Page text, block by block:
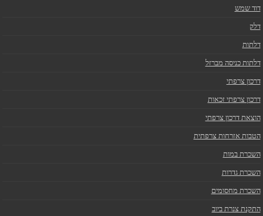
דוד שמש
דלק
דלתות
דלתות כניסה מברזל
דרכון צרפתי
דרכון צרפתי זכאות
הוצאת דרכון צרפתי
הטבות אזרחות צרפתית
השכרת במות
השכרת גדרות
השכרת מחסומים
התקנת צנרת ביוב